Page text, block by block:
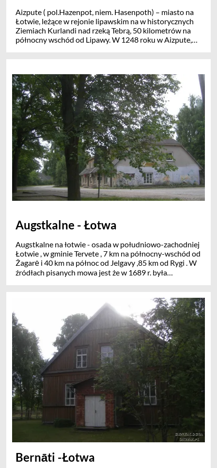
Aizpute ( pol.Hazenpot, niem. Hasenpoth) – miasto na
Łotwie, leżące w rejonie lipawskim na w historycznych
Ziemiach Kurlandi nad rzeką Tebrą, 50 kilometrów na
północny wschód od Lipawy. W 1248 roku w Aizpute,
rozbudowało port i stało się dużym centrum
handlowym a w 1795-r centrum także
administracyjnym .
Augstkalne - Łotwa
Augstkalne na łotwie - osada w południowo-zachodniej
Łotwie , w gminie Tervete , 7 km na północny-wschód od
Žagarė i 40 km na północ od Jelgavy ,85 km od Rygi . W
źródłach pisanych mowa jest że w 1689 r. była
Bernāti -Łotwa